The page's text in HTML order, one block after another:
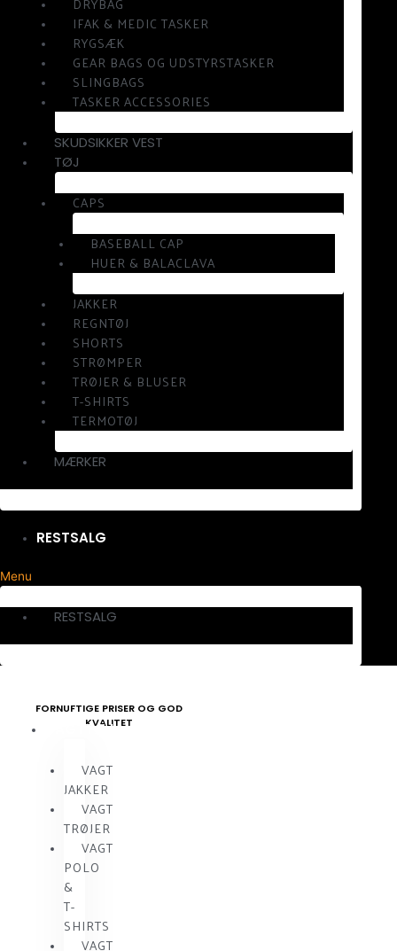
IFAK & MEDIC TASKER
RYGSÆK
GEAR BAGS OG UDSTYRSTASKER
SLINGBAGS
TASKER ACCESSORIES
SKUDSIKKER VEST
TØJ
CAPS
BASEBALL CAP
HUER & BALACLAVA
JAKKER
REGNTØJ
SHORTS
STRØMPER
TRØJER & BLUSER
T-SHIRTS
TERMOTØJ
MÆRKER
RESTSALG
Menu
RESTSALG
FORNUFTIGE PRISER OG GOD
KVALITET
VAGTTØJ
VAGT
JAKKER
VAGT
TRØJER
VAGT
POLO
&
T-
SHIRTS
VAGT